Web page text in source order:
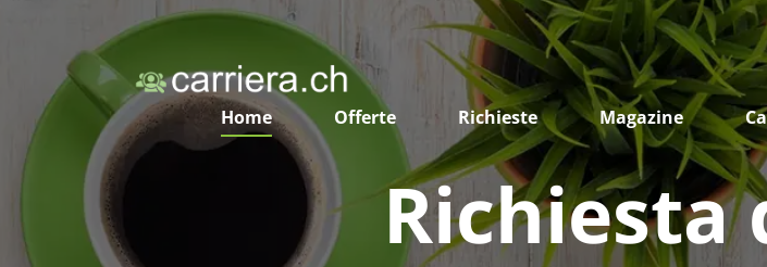
Home Offerte Richieste Magazine
Richiesta